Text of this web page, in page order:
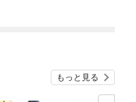
もっと見る